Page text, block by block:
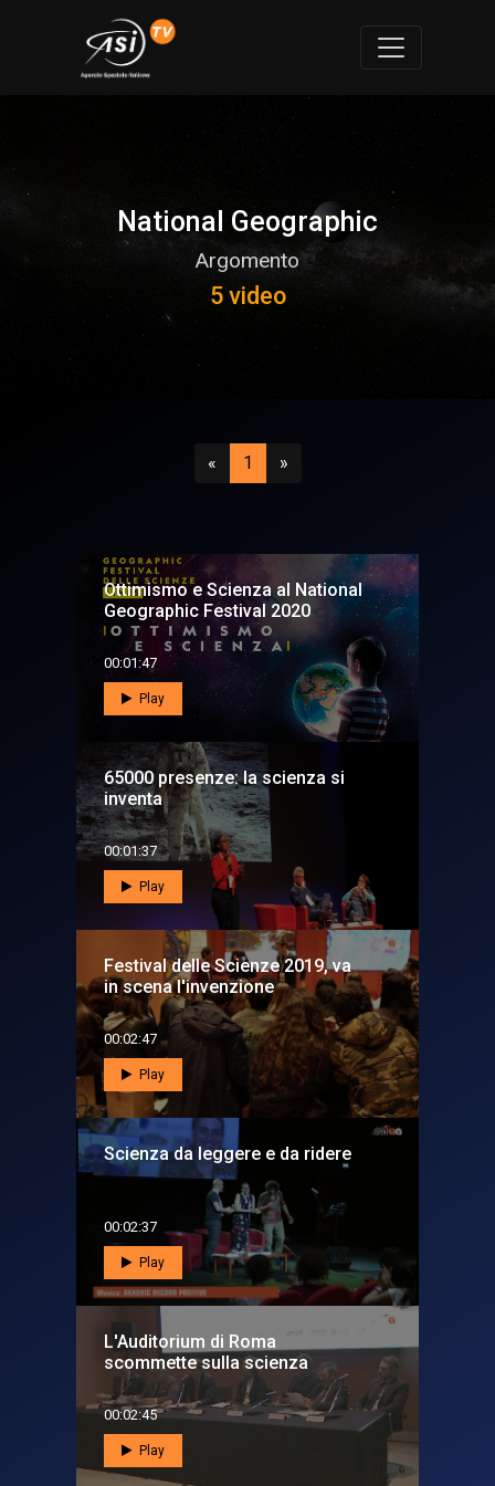
National Geographic
Argomento
5 video
«Precedente
1 (attuale)
»Successivo
Ottimismo e Scienza al National
Geographic Festival 2020
00:01:47
Play
65000 presenze: la scienza si
inventa
00:01:37
Play
Festival delle Scienze 2019, va
in scena l'invenzione
00:02:47
Play
Scienza da leggere e da ridere
00:02:37
Play
L'Auditorium di Roma
scommette sulla scienza
00:02:45
Play